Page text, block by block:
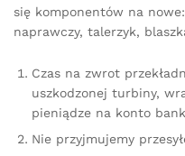
się komponentów na
naprawczy, talerzyk,
Czas na zwrot
uszkodzonej turbiny,
pieniądze na konto
Nie przyjmujemy